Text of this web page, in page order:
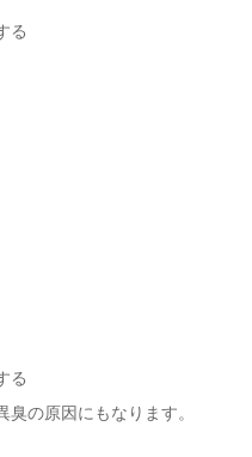
る
る
の原因にもなります。